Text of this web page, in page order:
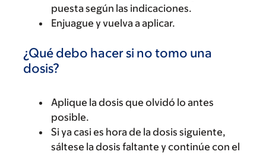
puesta según las indicaciones.
Enjuague y vuelva a aplicar.
¿Qué debo hacer si no tomo una
dosis?
Aplique la dosis que olvidó lo antes
posible.
Si ya casi es hora de la dosis siguiente,
sáltese la dosis faltante y continúe con el